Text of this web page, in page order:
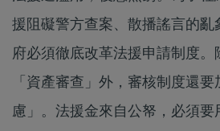
援阻礙警方查案、散播謠言的亂
府必須徹底改革法援申請制度。
「資產審查」外，審核制度還
慮」。法援金來自公帑，必須要